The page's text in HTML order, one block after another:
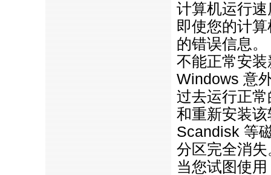
计算机运行
即使您的计
的错误信息。
不能正常安
Windows 意
过去运行正
和重新安装
Scandisk 等
分区完全消失
当您试图使